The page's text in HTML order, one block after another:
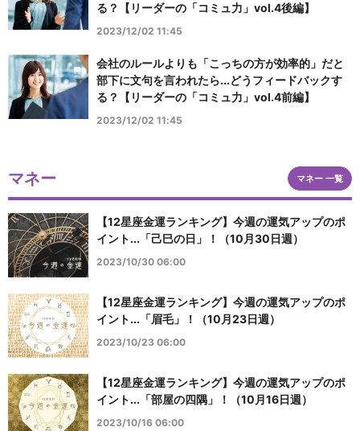
る？【リーダーの「コミュ力」vol.4後編】
2023/12/02 11:45
会社のルールよりも「こっちの方が効率的」だと
部下に文句を言われたら...どうフィードバックす
る？【リーダーの「コミュ力」vol.4前編】
2023/12/02 11:45
マネー マネー 一覧
【12星座金運ランキング】今週の運気アップのポ
イント...「己巳の日」！（10月30日週）
2023/10/30 06:00
【12星座金運ランキング】今週の運気アップのポ
イント...「眉毛」！（10月23日週）
2023/10/23 06:00
【12星座金運ランキング】今週の運気アップのポ
イント...「部屋の四隅」！（10月16日週）
2023/10/16 06:00